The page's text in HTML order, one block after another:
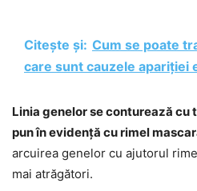
Citește și: Cum se poate
care sunt cauzele apariției
Linia genelor se conturează cu
pun în evidență cu rimel
arcuirea genelor cu ajutorul
mai atrăgători.